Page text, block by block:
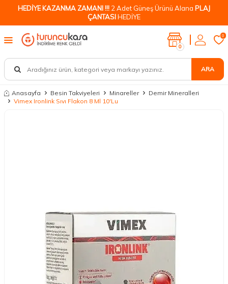
HEDİYE KAZANMA ZAMANI !!! 2 Adet Güneş Ürünü Alana PLAJ
ÇANTASIHEDİYE
ARA
0
0
Anasayfa Besin Takviyeleri Minareller
Demir Mineralleri
Vimex Ironlink Sıvı Flakon 8 Ml 10'Lu